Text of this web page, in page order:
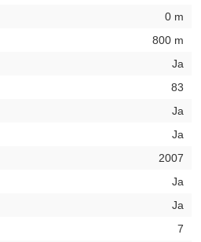
0 m
800 m
Ja
83
Ja
Ja
2007
Ja
Ja
7